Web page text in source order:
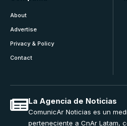
About
Advertise
Privacy & Policy
Contact
La Agencia de Noticias
ComunicAr Noticias es un
perteneciente a CnAr Latam,